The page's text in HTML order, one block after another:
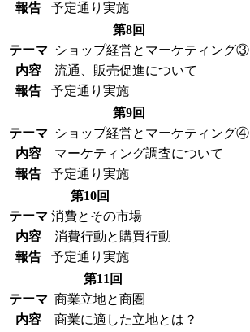
報告
予定通り実施
第8回
テーマ
ショップ経営とマーケティング③
内容
流通、販売促進について
報告
予定通り実施
第9回
テーマ
ショップ経営とマーケティング④
内容
マーケティング調査について
報告
予定通り実施
第10回
テーマ 消費とその市場
内容
消費行動と購買行動
報告
予定通り実施
第11回
テーマ 商業立地と商圏
内容
商業に適した立地とは？